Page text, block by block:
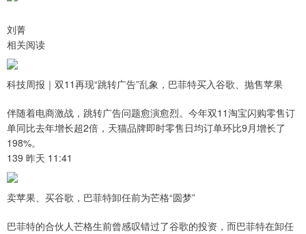
刘菁
相关阅读
科技周报｜双11再现“跳转广告”乱象，巴菲特买入谷歌、抛售苹果
伴随着电商激战，跳转广告问题愈演愈烈。今年双11淘宝闪购零售订
单同比去年增长超2倍，天猫品牌即时零售日均订单环比9月增长了
198%。
139 昨天 11:41
卖苹果、买谷歌，巴菲特卸任前为芒格“圆梦”
巴菲特的合伙人芒格生前曾感叹错过了谷歌的投资，而巴菲特在卸任